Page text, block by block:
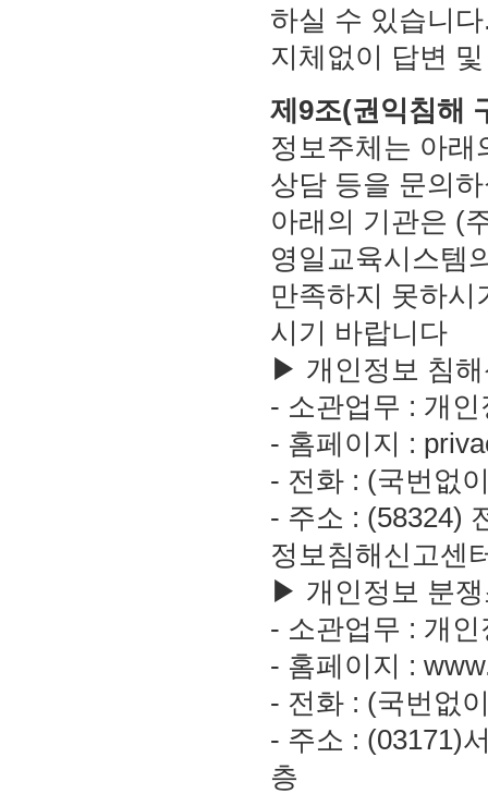
하실 수 있습니
지체없이 답변
제9조(권익침해
정보주체는 아래
상담 등을 문의
아래의 기관은 (
영일교육시스템
만족하지 못하
시기 바랍니다
▶ 개인정보 침
- 소관업무 : 개
- 홈페이지 :
- 전화 : (국번없
- 주소 : (58324)
정보침해신고센
▶ 개인정보 분
- 소관업무 : 개
- 홈페이지 :
- 전화 : (국번없
- 주소 : (03171)
층